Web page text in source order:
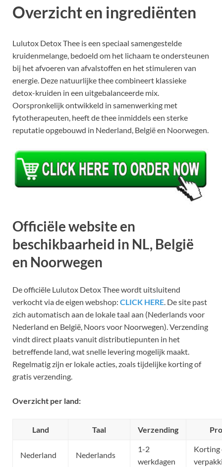
Overzicht en ingrediënten
Lulutox Detox Thee is een speciaal samengestelde
kruidenmelange, bedoeld om het lichaam te ondersteunen
bij het afvoeren van afvalstoffen en het stimuleren van
energie. Deze natuurlijke thee combineert klassieke
detox-kruiden in een uitgebalanceerde mix.
Oorspronkelijk ontwikkeld in samenwerking met
fytotherapeuten, heeft de thee inmiddels een sterke
reputatie opgebouwd in Nederland, België en Noorwegen.
Officiële website en
beschikbaarheid in NL, België
en Noorwegen
De officiële Lulutox Detox Thee wordt uitsluitend
verkocht via de eigen webshop: CLICK HERE. De site past
zich automatisch aan de lokale taal aan (Nederlands voor
Nederland en België, Noors voor Noorwegen). Verzending
vindt direct plaats vanuit distributiepunten in het
betreffende land, wat snelle levering mogelijk maakt.
Regelmatig zijn er lokale acties, zoals tijdelijke korting of
gratis verzending.
Overzicht per land:
Land Taal Verzending
Nederland Nederlands
1-2
werkdagen
Korting